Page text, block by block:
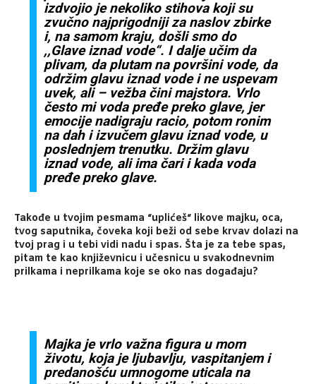
izdvojio je nekoliko stihova koji su
zvučno najprigodniji za naslov zbirke
i, na samom kraju, došli smo do
,,Glave iznad vode“. I dalje učim da
plivam, da plutam na površini vode, da
održim glavu iznad vode i ne uspevam
uvek, ali – vežba čini majstora. Vrlo
često mi voda pređe preko glave, jer
emocije nadigraju racio, potom ronim
na dah i izvučem glavu iznad vode, u
poslednjem trenutku. Držim glavu
iznad vode, ali ima čari i kada voda
pređe preko glave.
Takođe u tvojim pesmama “uplićeš“ likove majku, oca,
tvog saputnika, čoveka koji beži od sebe krvav dolazi na
tvoj prag i u tebi vidi nadu i spas. Šta je za tebe spas,
pitam te kao književnicu i učesnicu u svakodnevnim
prilkama i neprilkama koje se oko nas događaju?
Majka je vrlo važna figura u mom
životu, koja je ljubavlju, vaspitanjem i
predanošću umnogome uticala na